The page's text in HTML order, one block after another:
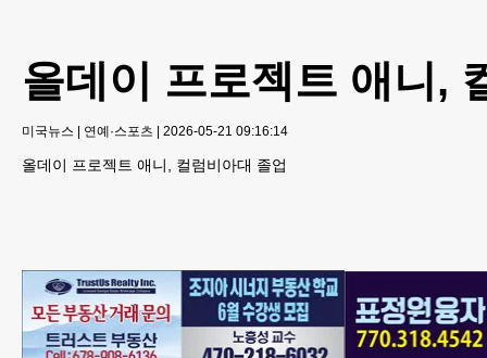
올데이 프로젝트 애니,
미국뉴스 | 연예·스포츠 | 2026-05-21 09:16:14
올데이 프로젝트 애니, 컬럼비아대 졸업